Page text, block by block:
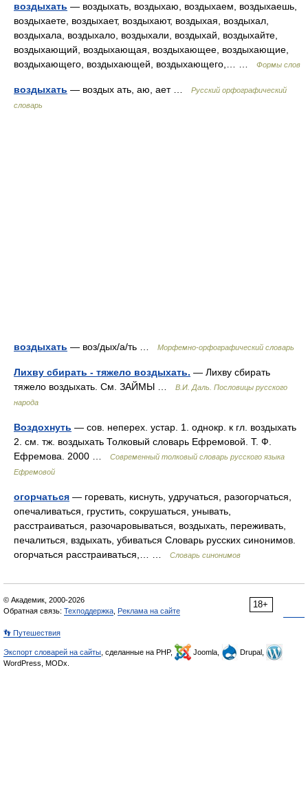
воздыхать — воздыхать, воздыхаю, воздыхаем, воздыхаешь,
воздыхаете, воздыхает, воздыхают, воздыхая, воздыхал,
воздыхала, воздыхало, воздыхали, воздыхай, воздыхайте,
воздыхающий, воздыхающая, воздыхающее, воздыхающие,
воздыхающего, воздыхающей, воздыхающего,… …
Формы слов
воздыхать — воздых ать, аю, ает …
Русский орфографический
словарь
воздыхать — воз/дых/а/ть … Морфемно-орфографический словарь
Лихву сбирать - тяжело воздыхать. — Лихву сбирать
тяжело воздыхать. См. ЗАЙМЫ …
В.И. Даль. Пословицы русского
народа
Воздохнуть — сов. неперех. устар. 1. однокр. к гл. воздыхать
2. см. тж. воздыхать Толковый словарь Ефремовой. Т. Ф.
Ефремова. 2000 …
Современный толковый словарь русского языка
Ефремовой
огорчаться — горевать, киснуть, удручаться, разогорчаться,
опечаливаться, грустить, сокрушаться, унывать,
расстраиваться, разочаровываться, воздыхать, переживать,
печалиться, вздыхать, убиваться Словарь русских синонимов.
огорчаться расстраиваться,… …
Словарь синонимов
18+
© Академик, 2000-2026
Обратная связь: Техподдержка Реклама на сайте
👣 Путешествия
Экспорт словарей на сайты , сделанные на PHP, Joomla,
Drupal,
WordPress, MODx.